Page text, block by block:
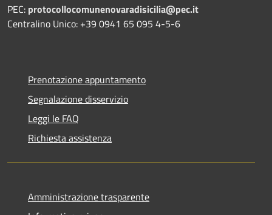
PEC: protocollocomunenovaradisicilia@pec.it
Centralino Unico: +39 0941 65 095 4-5-6
Prenotazione appuntamento
Segnalazione disservizio
Leggi le FAQ
Richiesta assistenza
Amministrazione trasparente